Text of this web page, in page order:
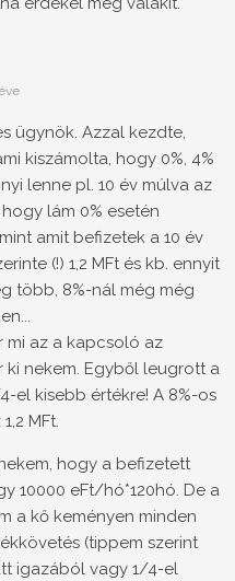
ügynök. Azzal kezdte,
kiszámolta, hogy 0%, 4%
lenne pl. 10 év múlva az
lám 0% esetén
amit befizetek a 10 év
(!) 1,2 MFt és kb. ennyit
több, 8%-nál még még
mi az a kapcsoló az
ki nekem. Egyből leugrott a
el kisebb értékre! A 8%-os
MFt.
hogy a befizetett
10000 eFt/hó*120hó. De a
a kő keményen minden
(tippem szerint
igazából vagy 1/4-el